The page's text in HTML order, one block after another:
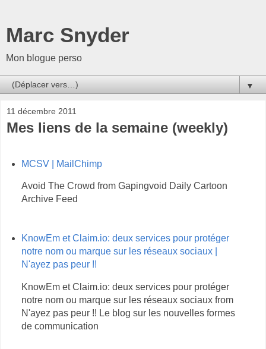
Marc Snyder
Mon blogue perso
▼
11 décembre 2011
Mes liens de la semaine (weekly)
MCSV | MailChimp
Avoid The Crowd from Gapingvoid Daily Cartoon
Archive Feed
KnowEm et Claim.io: deux services pour protéger
notre nom ou marque sur les réseaux sociaux |
N'ayez pas peur !!
KnowEm et Claim.io: deux services pour protéger
notre nom ou marque sur les réseaux sociaux from
N'ayez pas peur !! Le blog sur les nouvelles formes
de communication